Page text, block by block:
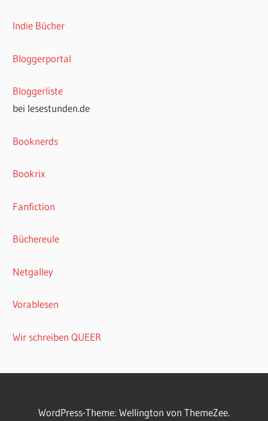
Indie Bücher
Bloggerportal
Bloggerliste
bei lesestunden.de
Booknerds
Bookrix
Fanfiction
Büchereule
Netgalley
Vorablesen
Wir schreiben QUEER
WordPress-Theme: Wellington von ThemeZee.